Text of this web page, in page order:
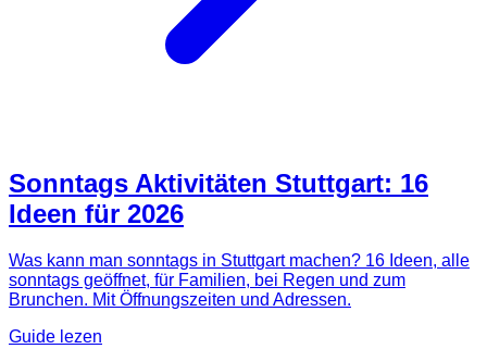
Sonntags Aktivitäten Stuttgart: 16
Ideen für 2026
Was kann man sonntags in Stuttgart machen? 16 Ideen, alle
sonntags geöffnet, für Familien, bei Regen und zum
Brunchen. Mit Öffnungszeiten und Adressen.
Guide lezen